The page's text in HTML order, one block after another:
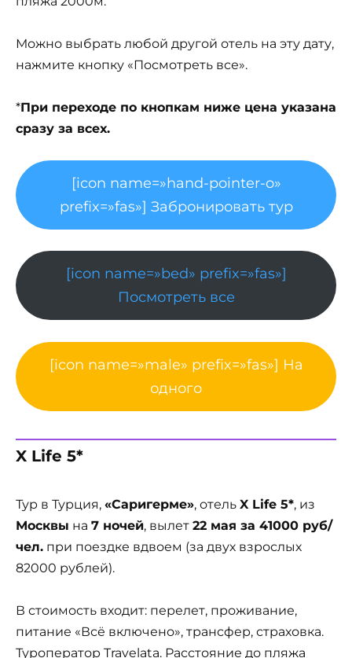
Можно выбрать любой другой отель на эту дату,
нажмите кнопку «Посмотреть все».
*При переходе по кнопкам ниже цена указана
сразу за всех.
[icon name=»hand-pointer-o»
prefix=»fas»] Забронировать тур
[icon name=»bed» prefix=»fas»]
Посмотреть все
[icon name=»male» prefix=»fas»] На
одного
X Life 5*
Тур в Турция, «Саригерме», отель X Life 5*, из
Москвы на 7 ночей, вылет 22 мая за 41000 руб/
чел. при поездке вдвоем (за двух взрослых
82000 рублей).
В стоимость входит: перелет, проживание,
питание «Всё включено», трансфер, страховка.
Туроператор Travelata. Расстояние до пляжа